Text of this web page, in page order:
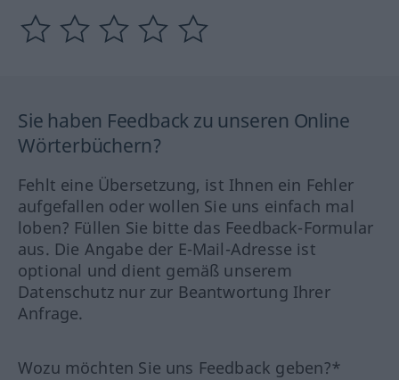
Sie haben Feedback zu unseren Online
Wörterbüchern?
Fehlt eine Übersetzung, ist Ihnen ein Fehler
aufgefallen oder wollen Sie uns einfach mal
loben? Füllen Sie bitte das Feedback-Formular
aus. Die Angabe der E-Mail-Adresse ist
optional und dient gemäß unserem
Datenschutz nur zur Beantwortung Ihrer
Anfrage.
Wozu möchten Sie uns Feedback geben?*